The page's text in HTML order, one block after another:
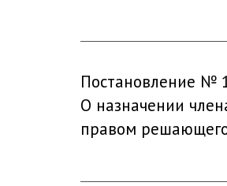
Постановление №
О назначении
правом